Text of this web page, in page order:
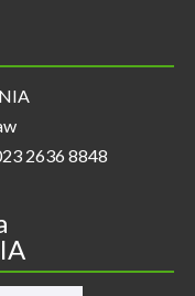
2636 8848